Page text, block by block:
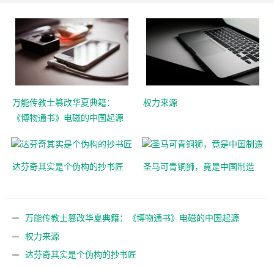
万能传教士篡改华夏典籍：
《博物通书》电磁的中国起源
权力来源
达芬奇其实是个伪构的抄书匠 圣马可青铜狮，竟是中国制造
万能传教士篡改华夏典籍：《博物通书》电磁的中国起源
权力来源
达芬奇其实是个伪构的抄书匠